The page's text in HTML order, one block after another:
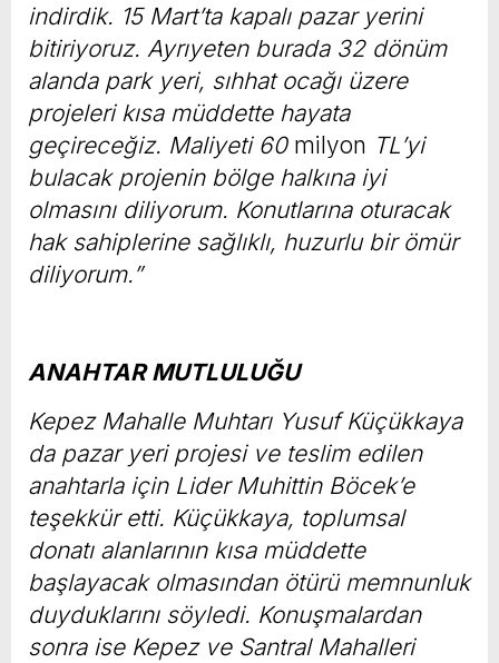
indirdik. 15 Mart’ta kapalı pazar yerini
bitiriyoruz. Ayrıyeten burada 32 dönüm
alanda park yeri, sıhhat ocağı üzere
projeleri kısa müddette hayata
geçireceğiz. Maliyeti 60 milyon TL’yi
bulacak projenin bölge halkına iyi
olmasını diliyorum. Konutlarına oturacak
hak sahiplerine sağlıklı, huzurlu bir ömür
diliyorum.”
ANAHTAR MUTLULUĞU
Kepez Mahalle Muhtarı Yusuf Küçükkaya
da pazar yeri projesi ve teslim edilen
anahtarla için Lider Muhittin Böcek’e
teşekkür etti. Küçükkaya, toplumsal
donatı alanlarının kısa müddette
başlayacak olmasından ötürü memnunluk
duyduklarını söyledi. Konuşmalardan
sonra ise Kepez ve Santral Mahalleri